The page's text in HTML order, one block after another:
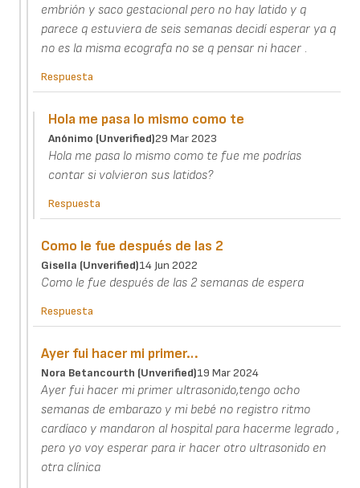
embrión y saco gestacional pero no hay latido y q
parece q estuviera de seis semanas decidí esperar ya q
no es la misma ecografa no se q pensar ni hacer .
Respuesta
Hola me pasa lo mismo como te
Anónimo (unverified)29 Mar 2023
Hola me pasa lo mismo como te fue me podrías
contar si volvieron sus latidos?
Respuesta
Como le fue después de las 2
Gisella (unverified)14 Jun 2022
Como le fue después de las 2 semanas de espera
Respuesta
Ayer fui hacer mi primer…
Nora Betancourth (unverified)19 Mar 2024
Ayer fui hacer mi primer ultrasonido,tengo ocho
semanas de embarazo y mi bebé no registro ritmo
cardíaco y mandaron al hospital para hacerme legrado ,
pero yo voy esperar para ir hacer otro ultrasonido en
otra clínica